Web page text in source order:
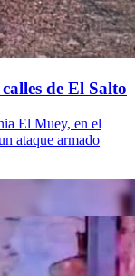
de El Salto
El Muey, en el
ataque armado